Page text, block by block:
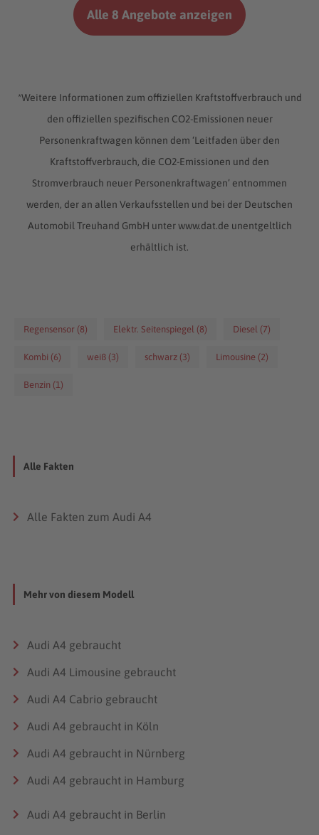
Alle 8 Angebote anzeigen
*Weitere Informationen zum offiziellen Kraftstoffverbrauch und
den offiziellen spezifischen CO2-Emissionen neuer
Personenkraftwagen können dem ‘Leitfaden über den
Kraftstoffverbrauch, die CO2-Emissionen und den
Stromverbrauch neuer Personenkraftwagen’ entnommen
werden, der an allen Verkaufsstellen und bei der Deutschen
Automobil Treuhand GmbH unter www.dat.de unentgeltlich
erhältlich ist.
Regensensor (8) Elektr. Seitenspiegel (8) Diesel (7)
Kombi (6) weiß (3) schwarz (3) Limousine (2)
Benzin (1)
Alle Fakten
Alle Fakten zum Audi A4
Mehr von diesem Modell
Audi A4 gebraucht
Audi A4 Limousine gebraucht
Audi A4 Cabrio gebraucht
Audi A4 gebraucht in Köln
Audi A4 gebraucht in Nürnberg
Audi A4 gebraucht in Hamburg
Audi A4 gebraucht in Berlin